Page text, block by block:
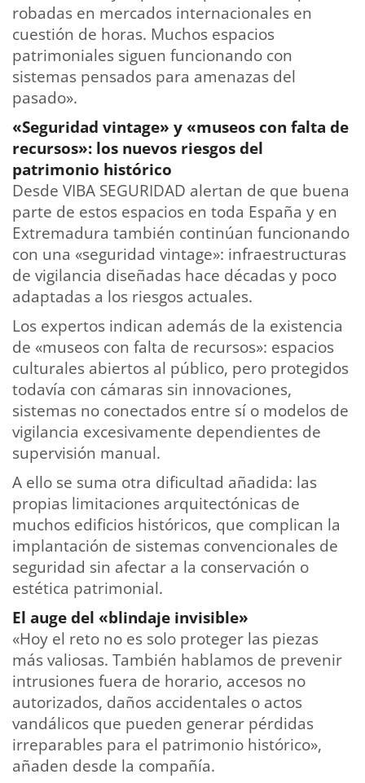
robadas en mercados internacionales en
cuestión de horas. Muchos espacios
patrimoniales siguen funcionando con
sistemas pensados para amenazas del
pasado».
«Seguridad vintage» y «museos con falta de
recursos»: los nuevos riesgos del
patrimonio histórico
Desde VIBA SEGURIDAD alertan de que buena
parte de estos espacios en toda España y en
Extremadura también continúan funcionando
con una «seguridad vintage»: infraestructuras
de vigilancia diseñadas hace décadas y poco
adaptadas a los riesgos actuales.
Los expertos indican además de la existencia
de «museos con falta de recursos»: espacios
culturales abiertos al público, pero protegidos
todavía con cámaras sin innovaciones,
sistemas no conectados entre sí o modelos de
vigilancia excesivamente dependientes de
supervisión manual.
A ello se suma otra dificultad añadida: las
propias limitaciones arquitectónicas de
muchos edificios históricos, que complican la
implantación de sistemas convencionales de
seguridad sin afectar a la conservación o
estética patrimonial.
El auge del «blindaje invisible»
«Hoy el reto no es solo proteger las piezas
más valiosas. También hablamos de prevenir
intrusiones fuera de horario, accesos no
autorizados, daños accidentales o actos
vandálicos que pueden generar pérdidas
irreparables para el patrimonio histórico»,
añaden desde la compañía.